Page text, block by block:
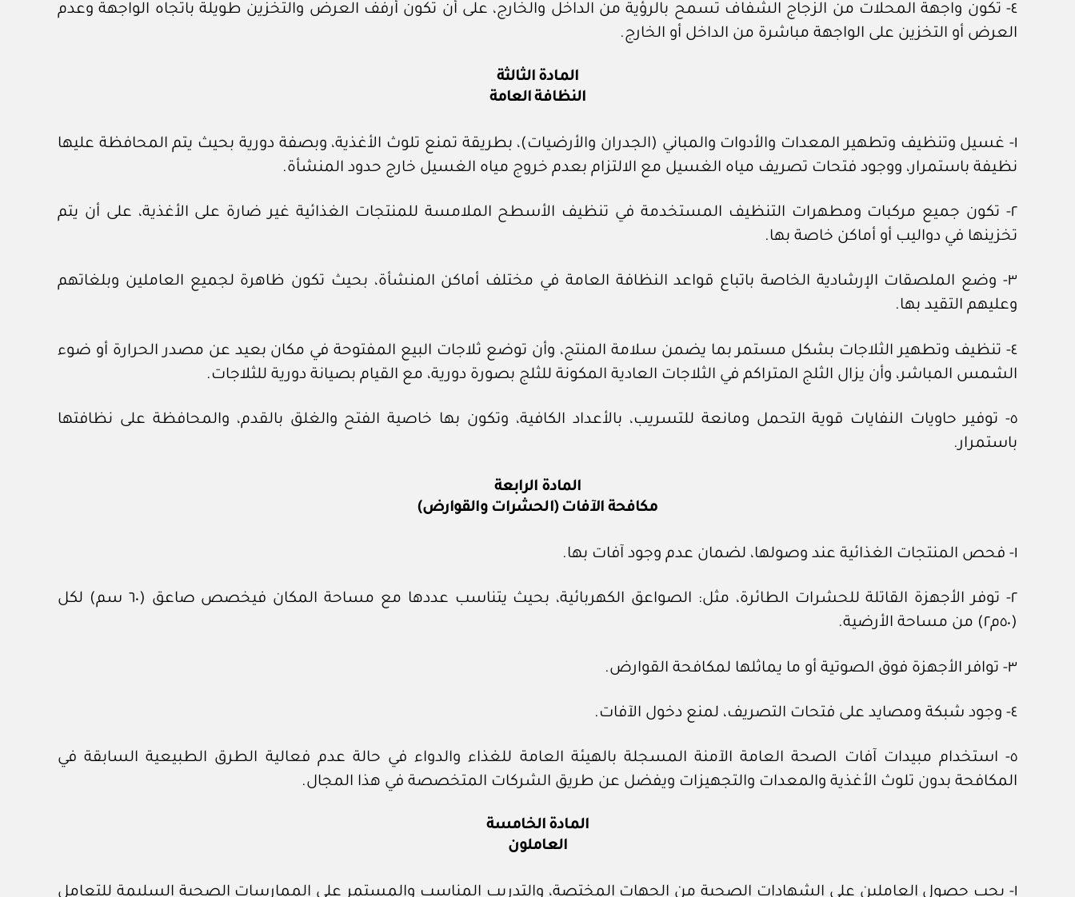
٤- تكون واجهة المحلات من الزجاج الشفاف تسمح بالرؤية من الداخل والخارج، على أن تكون أرفف العرض والتخزين طويلة باتجاه الواجهة وعدم
العرض أو التخزين على الواجهة مباشرة من الداخل أو الخارج.
المادة الثالثة
النظافة العامة
١- غسيل وتنظيف وتطهير المعدات والأدوات والمباني (الجدران والأرضيات)، بطريقة تمنع تلوث الأغذية، وبصفة دورية بحيث يتم المحافظة عليها
نظيفة باستمرار، ووجود فتحات تصريف مياه الغسيل مع الالتزام بعدم خروج مياه الغسيل خارج حدود المنشأة.
٢- تكون جميع مركبات ومطهرات التنظيف المستخدمة في تنظيف الأسطح الملامسة للمنتجات الغذائية غير ضارة على الأغذية، على أن يتم
تخزينها في دواليب أو أماكن خاصة بها.
٣- وضع الملصقات الإرشادية الخاصة باتباع قواعد النظافة العامة في مختلف أماكن المنشأة، بحيث تكون ظاهرة لجميع العاملين وبلغاتهم
وعليهم التقيد بها.
٤- تنظيف وتطهير الثلاجات بشكل مستمر بما يضمن سلامة المنتج، وأن توضع ثلاجات البيع المفتوحة في مكان بعيد عن مصدر الحرارة أو ضوء
الشمس المباشر، وأن يزال الثلج المتراكم في الثلاجات العادية المكونة للثلج بصورة دورية، مع القيام بصيانة دورية للثلاجات.
٥- توفير حاويات النفايات قوية التحمل ومانعة للتسريب، بالأعداد الكافية، وتكون بها خاصية الفتح والغلق بالقدم، والمحافظة على نظافتها
باستمرار.
المادة الرابعة
مكافحة الآفات (الحشرات والقوارض)
١- فحص المنتجات الغذائية عند وصولها، لضمان عدم وجود آفات بها.
٢- توفر الأجهزة القاتلة للحشرات الطائرة، مثل: الصواعق الكهربائية، بحيث يتناسب عددها مع مساحة المكان فيخصص صاعق (٦٠ سم) لكل
(٥٠م٢) من مساحة الأرضية.
٣- توافر الأجهزة فوق الصوتية أو ما يماثلها لمكافحة القوارض.
٤- وجود شبكة ومصايد على فتحات التصريف، لمنع دخول الآفات.
٥- استخدام مبيدات آفات الصحة العامة الآمنة المسجلة بالهيئة العامة للغذاء والدواء في حالة عدم فعالية الطرق الطبيعية السابقة في
المكافحة بدون تلوث الأغذية والمعدات والتجهيزات ويفضل عن طريق الشركات المتخصصة في هذا المجال.
المادة الخامسة
العاملون
١- يجب حصول العاملين على الشهادات الصحية من الجهات المختصة، والتدريب المناسب والمستمر على الممارسات الصحية السليمة للتعامل